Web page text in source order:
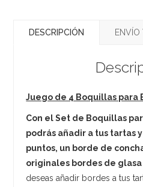
DESCRIPCIÓN ENVÍO
Juego de 4 Boquillas para
Con el Set de Boquillas
podrás añadir a tus tartas
puntos, un borde de
originales bordes de
deseas añadir bordes a tus